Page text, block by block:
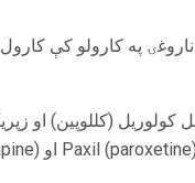
په کارولو کې